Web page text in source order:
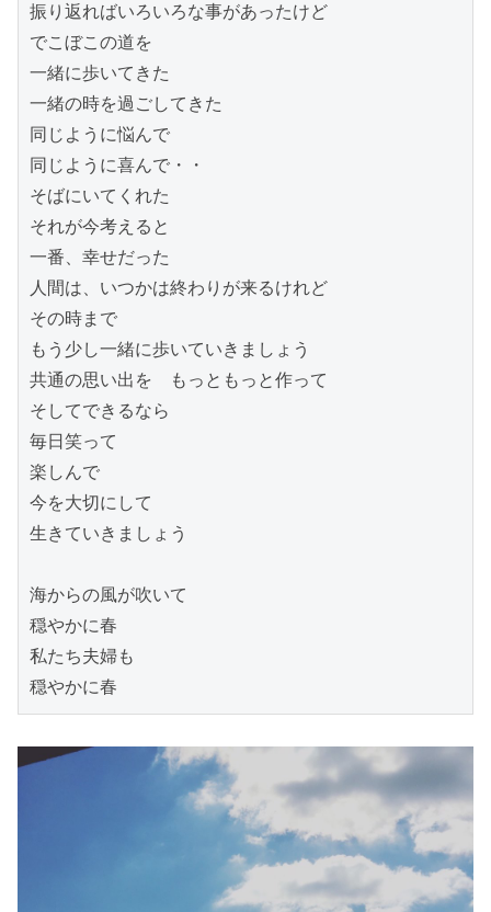
振り返ればいろいろな事があったけど
でこぼこの道を
一緒に歩いてきた
一緒の時を過ごしてきた
同じように悩んで
同じように喜んで・・
そばにいてくれた
それが今考えると
一番、幸せだった
人間は、いつかは終わりが来るけれど
その時まで
もう少し一緒に歩いていきましょう
共通の思い出を　もっともっと作って
そしてできるなら
毎日笑って
楽しんで
今を大切にして
生きていきましょう
海からの風が吹いて
穏やかに春
私たち夫婦も
穏やかに春